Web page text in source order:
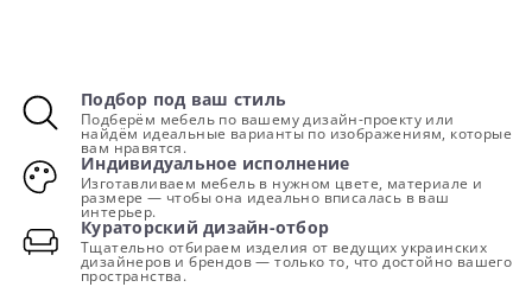
Подбор под ваш стиль
Подберём мебель по вашему дизайн-проекту или
найдём идеальные варианты по изображениям, которые
вам нравятся.
Индивидуальное исполнение
Изготавливаем мебель в нужном цвете, материале и
размере — чтобы она идеально вписалась в ваш
интерьер.
Кураторский дизайн-отбор
Тщательно отбираем изделия от ведущих украинских
дизайнеров и брендов — только то, что достойно вашего
пространства.